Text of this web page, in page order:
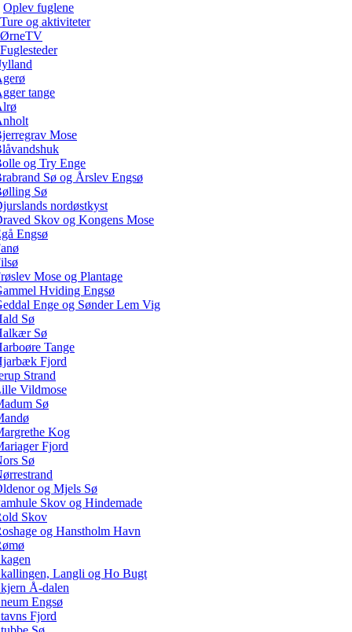
Oplev fuglene
Ture og aktiviteter
ØrneTV
Fuglesteder
tange
Mose
og Try Enge
Sø og Årslev Engsø
Sø
nordøstkyst
Skov og Kongens Mose
Engsø
Mose og Plantage
Hviding Engsø
Enge og Sønder Lem Vig
Sø
Sø
Tange
Fjord
Strand
Vildmose
Sø
Kog
Fjord
Sø
og Mjels Sø
Skov og Hindemade
Skov
og Hanstholm Havn
Langli og Ho Bugt
Å-dalen
Engsø
Fjord